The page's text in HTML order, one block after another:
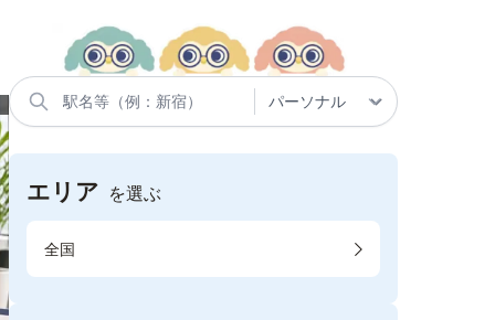
エリア を選ぶ
全国